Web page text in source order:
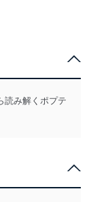
み解くポプテ